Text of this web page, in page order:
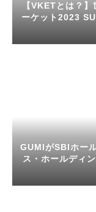
【VKETとは？
ーケット2023
GUMIがSBIホー
ス・ホールディ